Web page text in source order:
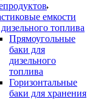
емкости
топлива
Прямоугольные
баки для
дизельного
топлива
Горизонтальные
баки для хранения